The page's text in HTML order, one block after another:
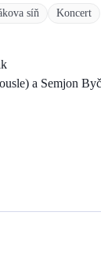
síň Koncert
a Semjon